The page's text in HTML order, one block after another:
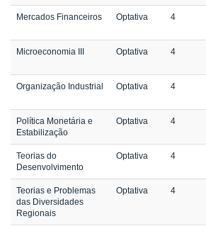
Mercados Financeiros Optativa 4
Microeconomia III Optativa 4
Organização Industrial Optativa 4
Política Monetária e
Estabilização
Optativa 4
Teorias do
Desenvolvimento
Optativa 4
Teorias e Problemas
das Diversidades
Regionais
Optativa 4